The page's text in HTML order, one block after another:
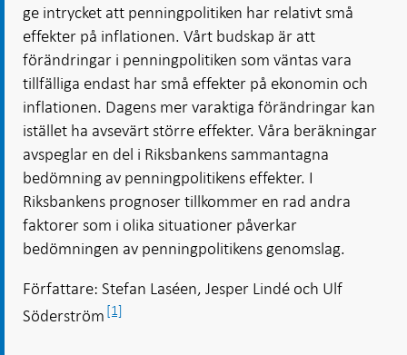
ge intrycket att penningpolitiken har relativt små
effekter på inflationen. Vårt budskap är att
förändringar i penningpolitiken som väntas vara
tillfälliga endast har små effekter på ekonomin och
inflationen. Dagens mer varaktiga förändringar kan
istället ha avsevärt större effekter. Våra beräkningar
avspeglar en del i Riksbankens sammantagna
bedömning av penningpolitikens effekter. I
Riksbankens prognoser tillkommer en rad andra
faktorer som i olika situationer påverkar
bedömningen av penningpolitikens genomslag.
Författare: Stefan Laséen, Jesper Lindé och Ulf
Söderström [1]